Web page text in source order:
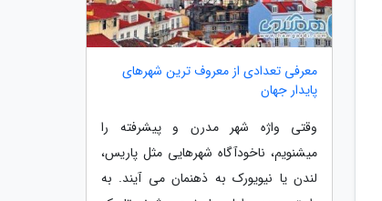
معرفی تعدادی از معروف ترین شهرهای
پایدار جهان
وقتی واژه شهر مدرن و پیشرفته را
میشنویم، ناخودآگاه شهرهایی مثل پاریس،
لندن یا نیویورک به ذهنمان می آیند. به